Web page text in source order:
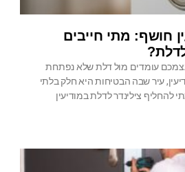
חושף: מתי חייבים
עומדים מול דלת שלא נפתחת
עיר שבה הבטיחות היא חלק בלתי
להחליף צילינדר לדלת במודיעין